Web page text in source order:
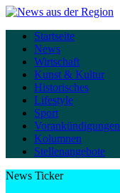
Startseite
News
Wirtschaft
Kunst & Kultur
Historisches
Lifestyle
Sport
Vorankündigungen
Kolumnen
Stellenangebote
News Ticker